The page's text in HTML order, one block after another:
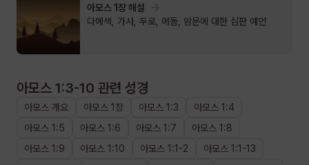
아모스 1장 해설
다메섹, 가사, 두로, 에돔, 암몬에 대한 심판 예언
아모스 1:3-10 관련 성경
아모스 개요 아모스 1장 아모스 1 :3 아모스 1 :4
아모스 1 :5 아모스 1 :6 아모스 1 :7 아모스 1 :8
아모스 1 :9 아모스 1 :10 아모스 1 :1 -2 아모스 1 :1 -13